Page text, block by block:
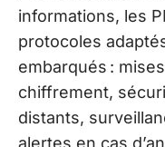
informations, les
protocoles
embarqués :
chiffrement,
distants,